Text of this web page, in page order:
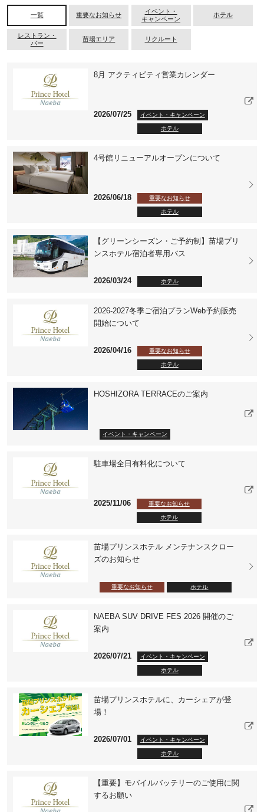
一覧 重要なお知らせ
イベント・
キャンペーン
ホテル
レストラン・
バー
苗場エリア リクルート
8月 アクティビティ営業カレンダー
2026/07/25 イベント・キャンペーン
ホテル
4号館リニューアルオープンについて
2026/06/18 重要なお知らせ
ホテル
【グリーンシーズン・ご予約制】苗場プリ
ンスホテル宿泊者専用バス
2026/03/24 ホテル
2026-2027冬季ご宿泊プランWeb予約販売
開始について
2026/04/16 重要なお知らせ
ホテル
HOSHIZORA TERRACEのご案内
イベント・キャンペーン
駐車場全日有料化について
2025/11/06 重要なお知らせ
ホテル
苗場プリンスホテル メンテナンスクロー
ズのお知らせ
重要なお知らせ ホテル
NAEBA SUV DRIVE FES 2026 開催のご
案内
2026/07/21 イベント・キャンペーン
ホテル
苗場プリンスホテルに、カーシェアが登
場！
2026/07/01 イベント・キャンペーン
ホテル
【重要】モバイルバッテリーのご使用に関
するお願い